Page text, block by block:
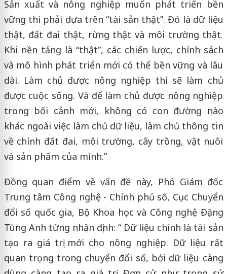
Sản xuất và nông nghiệp muốn phát triển bền
vững thì phải dựa trên “tài sản thật”. Đó là dữ liệu
thật, đất đai thật, rừng thật và môi trường thật.
Khi nền tảng là “thật”, các chiến lược, chính sách
và mô hình phát triển mới có thể bền vững và lâu
dài. Làm chủ được nông nghiệp thì sẽ làm chủ
được cuộc sống. Và để làm chủ được nông nghiệp
trong bối cảnh mới, không có con đường nào
khác ngoài việc làm chủ dữ liệu, làm chủ thông tin
về chính đất đai, môi trường, cây trồng, vật nuôi
và sản phẩm của mình.”
Đồng quan điểm về vấn đề này, Phó Giám đốc
Trung tâm Công nghệ - Chính phủ số, Cục Chuyển
đổi số quốc gia, Bộ Khoa học và Công nghệ Đặng
Tùng Anh từng nhận định: “ Dữ liệu chính là tài sản
tạo ra giá trị mới cho nông nghiệp. Dữ liệu rất
quan trọng trong chuyển đổi số, bởi dữ liệu càng